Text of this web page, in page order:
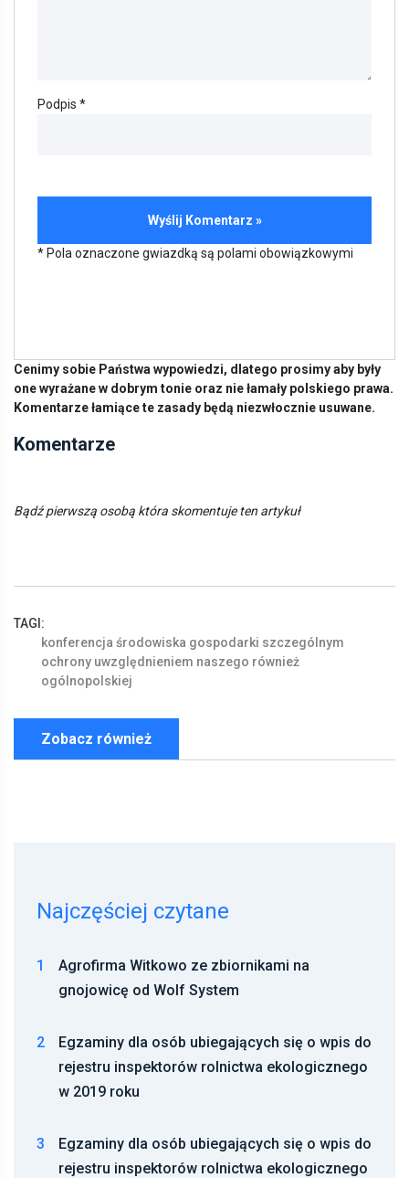
Podpis *
* Pola oznaczone gwiazdką są polami obowiązkowymi
Cenimy sobie Państwa wypowiedzi, dlatego prosimy aby były
one wyrażane w dobrym tonie oraz nie łamały polskiego prawa.
Komentarze łamiące te zasady będą niezwłocznie usuwane.
Komentarze
Bądź pierwszą osobą która skomentuje ten artykuł
TAGI:
konferencja środowiska gospodarki szczególnym
ochrony uwzględnieniem naszego również
ogólnopolskiej
Zobacz również
Najczęściej czytane
1
Agrofirma Witkowo ze zbiornikami na
gnojowicę od Wolf System
2
Egzaminy dla osób ubiegających się o wpis do
rejestru inspektorów rolnictwa ekologicznego
w 2019 roku
3
Egzaminy dla osób ubiegających się o wpis do
rejestru inspektorów rolnictwa ekologicznego